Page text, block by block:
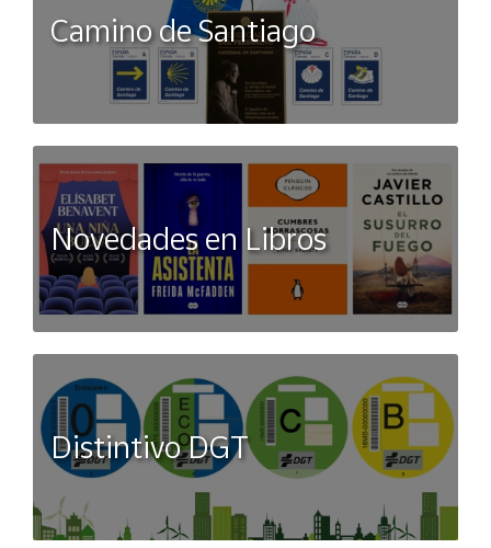
Camino de Santiago
Novedades en Libros
Distintivo DGT